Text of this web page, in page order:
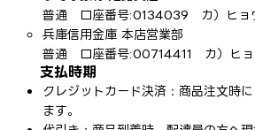
普通 口座番号:0134039 カ）ヒョ
兵庫信用金庫 本店営業部
普通 口座番号:00714411 カ）ヒョ
支払時期
クレジットカード決済：商品注文時
ます。